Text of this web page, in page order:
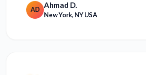
AD Ahmad D.
New York, NY USA